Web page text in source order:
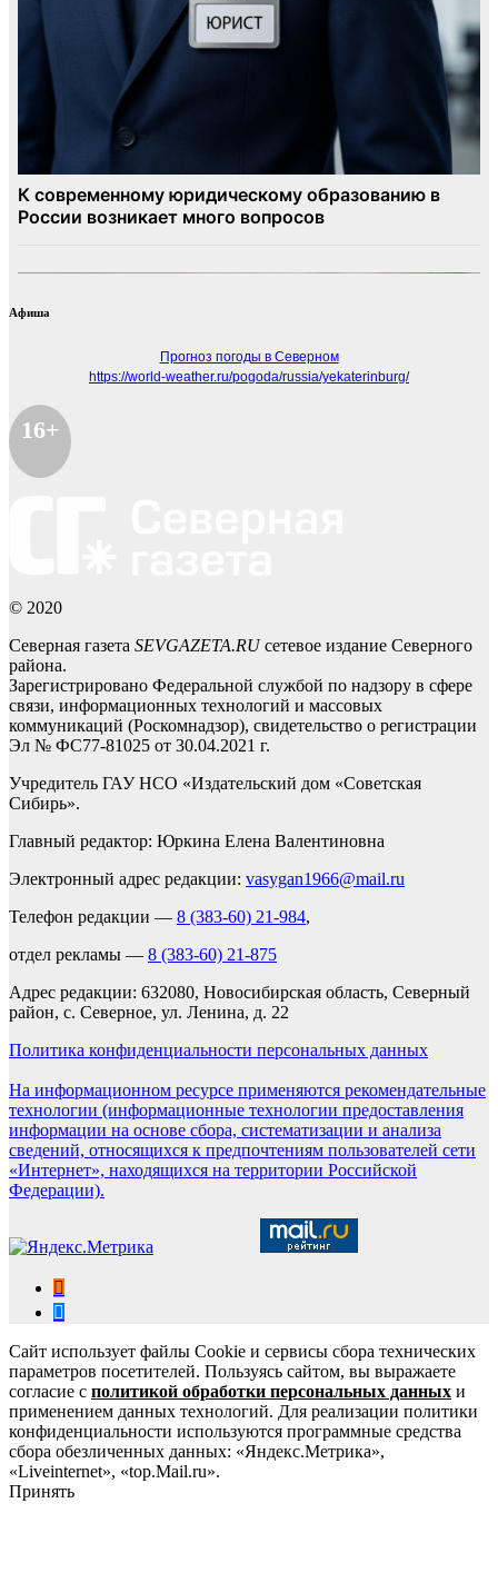
Афиша
Прогноз погоды в Северном
https://world-weather.ru/pogoda/russia/yekaterinburg/
16+
© 2020
Северная газета SEVGAZETA.RUсетевое издание Северного
района.
Зарегистрировано Федеральной службой по надзору в сфере
связи, информационных технологий и массовых
коммуникаций (Роскомнадзор), свидетельство о регистрации
Эл № ФС77-81025 от 30.04.2021 г.
Учредитель ГАУ НСО «Издательский дом «Советская
Сибирь».
Главный редактор: Юркина Елена Валентиновна
Электронный адрес редакции: vasygan1966@mail.ru
Телефон редакции — 8 (383-60) 21-984,
отдел рекламы — 8 (383-60) 21-875
Адрес редакции: 632080, Новосибирская область, Северный
район, с. Северное, ул. Ленина, д. 22
Политика конфиденциальности персональных данных
На информационном ресурсе применяются рекомендательные
технологии (информационные технологии предоставления
информации на основе сбора, систематизации и анализа
сведений, относящихся к предпочтениям пользователей сети
«Интернет», находящихся на территории Российской
Федерации).
Сайт использует файлы Cookie и сервисы сбора технических
параметров посетителей. Пользуясь сайтом, вы выражаете
согласие с политикой обработки персональных данных и
применением данных технологий. Для реализации политики
конфиденциальности используются программные средства
сбора обезличенных данных: «Яндекс.Метрика»,
«Liveinternet», «top.Mail.ru».
Принять